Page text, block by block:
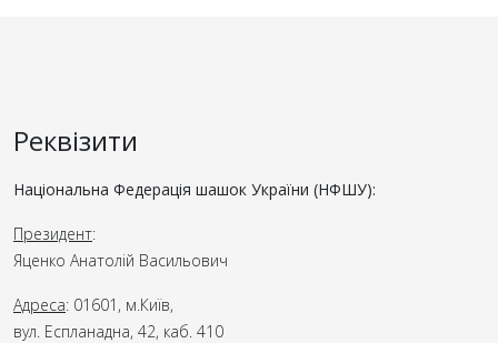
Реквізити
Національна Федерація шашок України (НФШУ):
Президент:
Яценко Анатолій Васильович
Адреса: 01601, м.Київ,
вул. Еспланадна, 42, каб. 410